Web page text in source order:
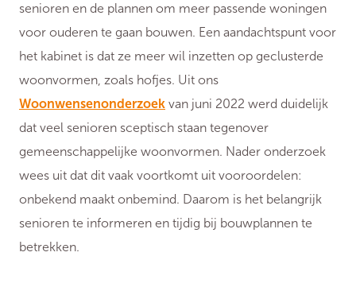
senioren en de plannen om meer passende woningen
voor ouderen te gaan bouwen. Een aandachtspunt voor
het kabinet is dat ze meer wil inzetten op geclusterde
woonvormen, zoals hofjes. Uit ons
Woonwensenonderzoek van juni 2022 werd duidelijk
dat veel senioren sceptisch staan tegenover
gemeenschappelijke woonvormen. Nader onderzoek
wees uit dat dit vaak voortkomt uit vooroordelen:
onbekend maakt onbemind. Daarom is het belangrijk
senioren te informeren en tijdig bij bouwplannen te
betrekken.